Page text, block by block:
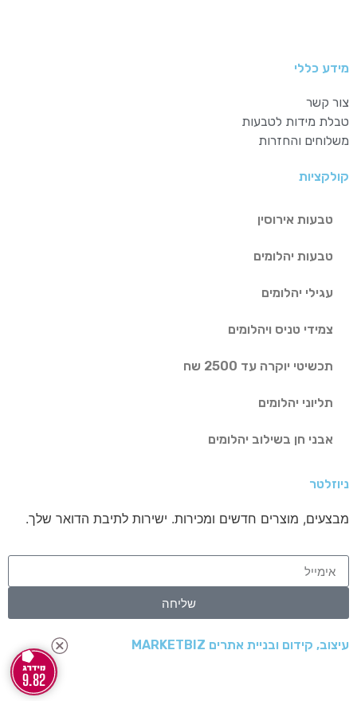
מידע כללי
צור קשר
טבלת מידות לטבעות
משלוחים והחזרות
קולקציות
טבעות אירוסין
טבעות יהלומים
עגילי יהלומים
צמידי טניס ויהלומים
תכשיטי יוקרה עד 2500 שח
תליוני יהלומים
אבני חן בשילוב יהלומים
ניוזלטר
מבצעים, מוצרים חדשים ומכירות. ישירות לתיבת הדואר שלך.
שליחה
עיצוב, קידום ובניית אתרים MARKETBIZ
9.82